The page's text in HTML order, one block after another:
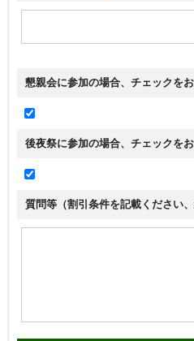
懇親会に参加の場合、チェックを
後夜祭に参加の場合、チェックを
質問等（割引条件を記載ください、